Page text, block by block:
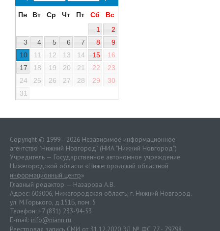
Пн Вт Ср Чт Пт Сб
Вс
1
2
3
4 5 6 7 8
9
10
11 12 13 14 15
16
17
18 19 20 21 22
23
24
25 26 27 28 29
30
31
Copyright © 1999—2026 Независимое информационное
агентство "Нижний Новгород" (НИА "Нижний Новгород")
Учредитель — Государственное автономное учреждение
Нижегородской области «Нижегородский областной
информационный центр»
Главный редактор — Назарова А.В.
Адрес: 603006, Нижегородская область, г. Нижний Новгород.
ул. М.Горького, д.151Б, пом. 5
Телефон: +7 (831) 233-94-53
E-mail: info@niann.ru
Реестровая запись СМИ от 31.12.2020 ЭЛ № ФС 77 - 79798.